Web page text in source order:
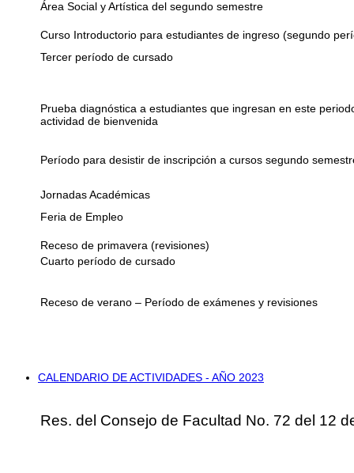
Área Social y Artística del segundo semestre
Curso Introductorio para estudiantes de ingreso (segundo
Tercer período de cursado
Prueba diagnóstica a estudiantes que ingresan en este
actividad de bienvenida
Período para desistir de inscripción a cursos segundo
Jornadas Académicas
Feria de Empleo
Receso de primavera (revisiones)
Cuarto período de cursado
Receso de verano – Período de exámenes y revisiones
CALENDARIO DE ACTIVIDADES - AÑO 2023
Res. del Consejo de Facultad No. 72 del 12